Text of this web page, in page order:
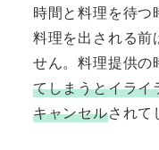
時間と料理を待つ
料理を出される前
せん。料理提供の
てしまうとイラ
キャンセルされて